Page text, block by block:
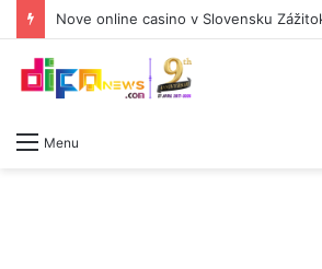
Nove online casino v Slovensku
Menu